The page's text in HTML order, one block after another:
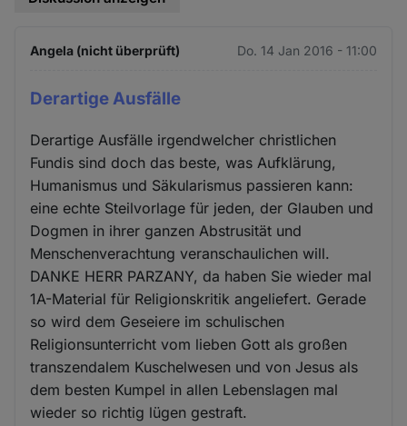
Angela (nicht überprüft) Do. 14 Jan 2016 - 11:00
Derartige Ausfälle
Derartige Ausfälle irgendwelcher christlichen
Fundis sind doch das beste, was Aufklärung,
Humanismus und Säkularismus passieren kann:
eine echte Steilvorlage für jeden, der Glauben und
Dogmen in ihrer ganzen Abstrusität und
Menschenverachtung veranschaulichen will.
DANKE HERR PARZANY, da haben Sie wieder mal
1A-Material für Religionskritik angeliefert. Gerade
so wird dem Geseiere im schulischen
Religionsunterricht vom lieben Gott als großen
transzendalem Kuschelwesen und von Jesus als
dem besten Kumpel in allen Lebenslagen mal
wieder so richtig lügen gestraft.